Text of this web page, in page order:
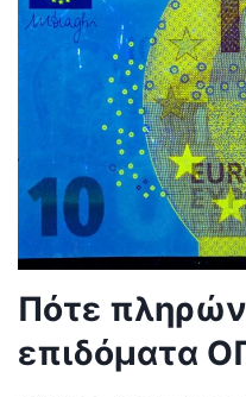
Πότε
επιδόματα